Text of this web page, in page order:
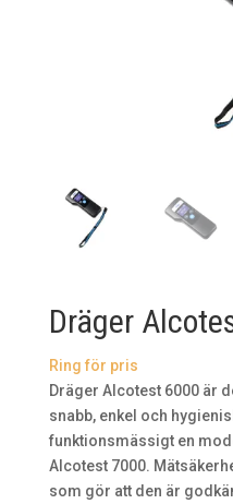
Dräger
Ring för pris
Dräger Alcotest 6000 är
snabb, enkel och
funktionsmässigt en
Alcotest 7000.
som gör att den är